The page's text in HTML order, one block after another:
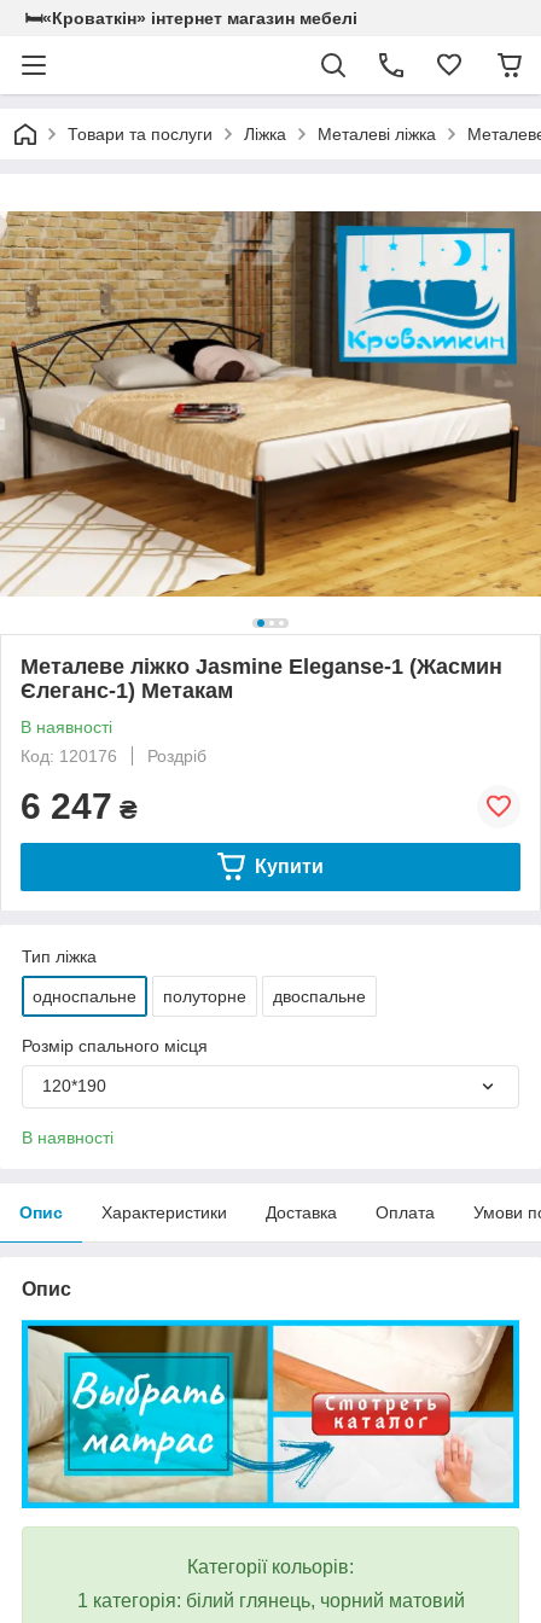
🛏«Кроваткiн» iнтернет магазин мебелi
Товари та послуги Ліжка Металеві ліжка
Металеве ліжко Jasmine Eleganse-1 (Жасмин
Єлеганс-1) Метакам
В наявності
Код: 120176
Роздріб
6 247 ₴
Купити
Тип ліжка
односпальне полуторне двоспальне
Розмір спального місця
120*190
В наявності
Опис Характеристики Доставка Оплата Умови
Опис
Категорії кольорів:
1 категорія: білий глянець, чорний матовий